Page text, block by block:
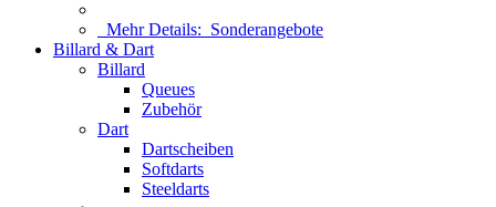
Mehr Details: Sonderangebote
Billard & Dart
Billard
Queues
Zubehör
Dart
Dartscheiben
Softdarts
Steeldarts